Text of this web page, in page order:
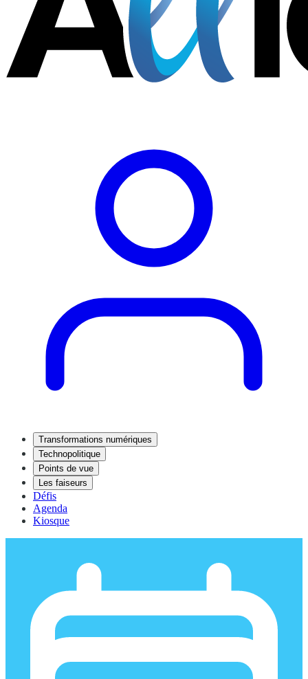
Transformations numériques
Technopolitique
Points de vue
Les faiseurs
Défis
Agenda
Kiosque